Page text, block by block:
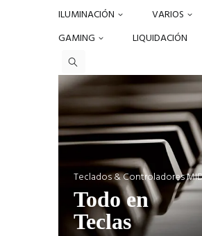
ILUMINACIÓN
VARIOS
GAMING
LIQUIDACIÓN
[vc_row
Teclados & Controladores
Todo en
Teclas